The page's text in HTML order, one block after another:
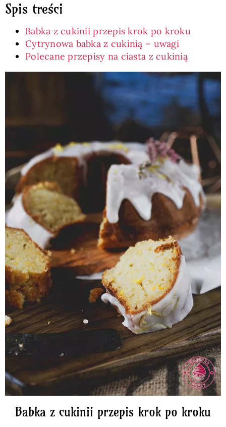
Spis treści
Babka z cukinii przepis krok po kroku
Cytrynowa babka z cukinią – uwagi
Polecane przepisy na ciasta z cukinią
Babka z cukinii przepis krok po kroku